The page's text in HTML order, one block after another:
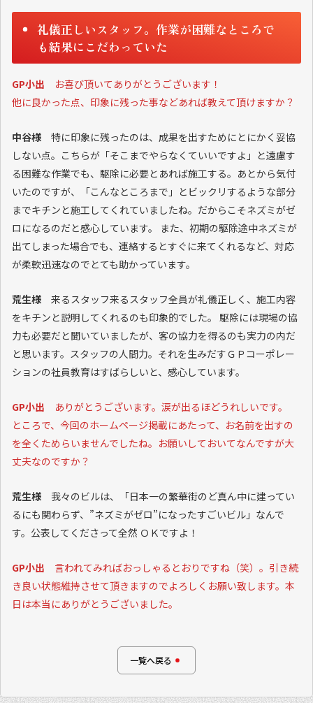
礼儀正しいスタッフ。作業が困難なところで
も結果にこだわっていた
GP小出 お喜び頂いてありがとうございます！
他に良かった点、印象に残った事などあれば教えて頂けますか？
中谷様 特に印象に残ったのは、成果を出すためにとにかく妥協
しない点。こちらが「そこまでやらなくていいですよ」と遠慮す
る困難な作業でも、駆除に必要とあれば施工する。あとから気付
いたのですが、「こんなところまで」とビックリするような部分
までキチンと施工してくれていましたね。だからこそネズミがゼ
ロになるのだと感心しています。 また、初期の駆除途中ネズミが
出てしまった場合でも、連絡するとすぐに来てくれるなど、対応
が柔軟迅速なのでとても助かっています。
荒生様 来るスタッフ来るスタッフ全員が礼儀正しく、施工内容
をキチンと説明してくれるのも印象的でした。 駆除には現場の協
力も必要だと聞いていましたが、客の協力を得るのも実力の内だ
と思います。スタッフの人間力。それを生みだすＧＰコーポレー
ションの社員教育はすばらしいと、感心しています。
GP小出 ありがとうございます。涙が出るほどうれしいです。
ところで、今回のホームページ掲載にあたって、お名前を出すの
を全くためらいませんでしたね。お願いしておいてなんですが大
丈夫なのですか？
荒生様 我々のビルは、「日本一の繁華街のど真ん中に建ってい
るにも関わらず、”ネズミがゼロ”になったすごいビル」なんで
す。公表してくださって全然 ＯＫですよ！
GP小出 言われてみればおっしゃるとおりですね（笑）。引き続
き良い状態維持させて頂きますのでよろしくお願い致します。本
日は本当にありがとうございました。
一覧へ戻る